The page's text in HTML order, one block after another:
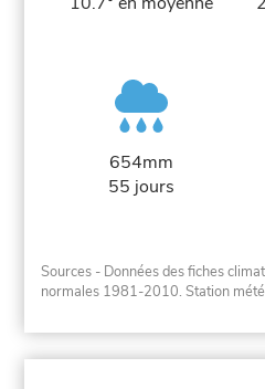
654mm
55 jours
Sources - Données des fiches
normales 1981-2010. Station